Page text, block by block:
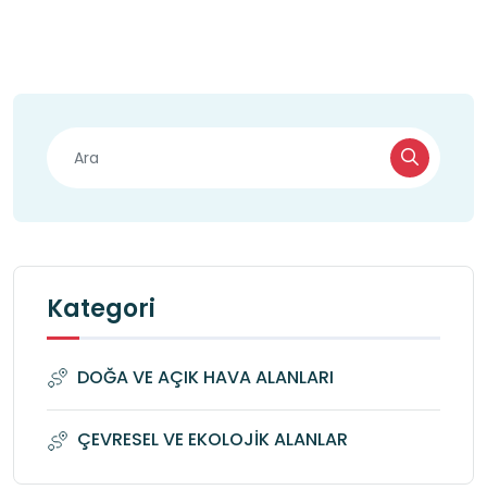
Kategori
DOĞA VE AÇIK HAVA ALANLARI
ÇEVRESEL VE EKOLOJİK ALANLAR